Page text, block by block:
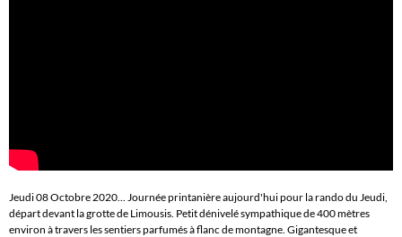
Jeudi 08 Octobre 2020... Journée printanière aujourd'hui pour la rando du Jeudi,
départ devant la grotte de Limousis. Petit dénivelé sympathique de 400 mètres
environ à travers les sentiers parfumés à flanc de montagne. Gigantesque et